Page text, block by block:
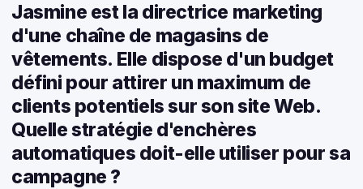
Jasmine est la directrice marketing
d'une chaîne de magasins de
vêtements. Elle dispose d'un budget
défini pour attirer un maximum de
clients potentiels sur son site Web.
Quelle stratégie d'enchères
automatiques doit-elle utiliser pour sa
campagne ?